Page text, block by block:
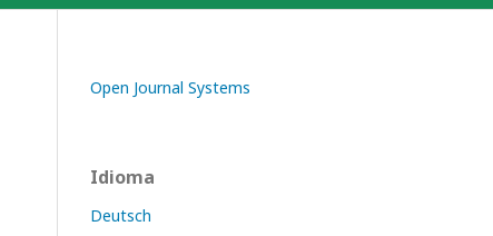
Open Journal Systems
Idioma
Deutsch